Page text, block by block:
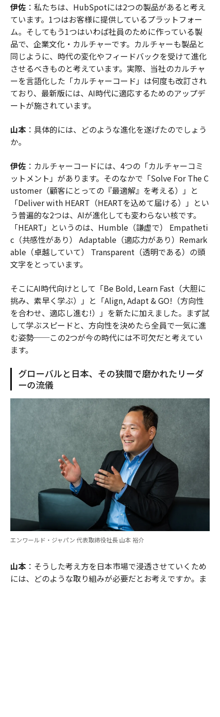
伊佐：私たちは、HubSpotには2つの製品があると考え
ています。1つはお客様に提供しているプラットフォー
ム。そしてもう1つはいわば社員のために作っている製
品で、企業文化・カルチャーです。カルチャーも製品と
同じように、時代の変化やフィードバックを受けて進化
させるべきものと考えています。実際、当社のカルチャ
ーを言語化した「カルチャーコード」は何度も改訂され
ており、最新版には、AI時代に適応するためのアップデ
ートが施されています。
山本：具体的には、どのような進化を遂げたのでしょう
か。
伊佐：カルチャーコードには、4つの「カルチャーコミ
ットメント」があります。そのなかで「Solve For The C
ustomer（顧客にとっての『最適解』を考える）」と
「Deliver with HEART（HEARTを込めて届ける）」とい
う普遍的な2つは、AIが進化しても変わらない核です。
「HEART」というのは、Humble（謙虚で） Empatheti
c（共感性があり） Adaptable（適応力があり）Remark
able（卓越していて） Transparent（透明である）の頭
文字をとっています。
そこにAI時代向けとして「Be Bold, Learn Fast（大胆に
挑み、素早く学ぶ）」と「Align, Adapt & GO!（方向性
を合わせ、適応し進む!）」を新たに加えました。まず試
して学ぶスピードと、方向性を決めたら全員で一気に進
む姿勢──この2つが今の時代には不可欠だと考えてい
ます。
グローバルと日本、その狭間で磨かれたリーダ
ーの流儀
エンワールド・ジャパン 代表取締役社長 山本 裕介
山本：そうした考え方を日本市場で浸透させていくため
には、どのような取り組みが必要だとお考えですか。ま